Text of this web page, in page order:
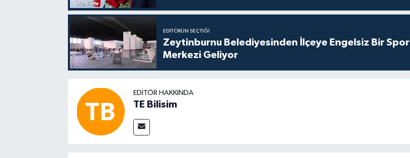
EDITÖRÜN SEÇTIĞI
Zeytinburnu Belediyesinden İlçeye Engelsiz Bir Spor
Merkezi Geliyor
EDITÖR HAKKINDA
TE Bilisim